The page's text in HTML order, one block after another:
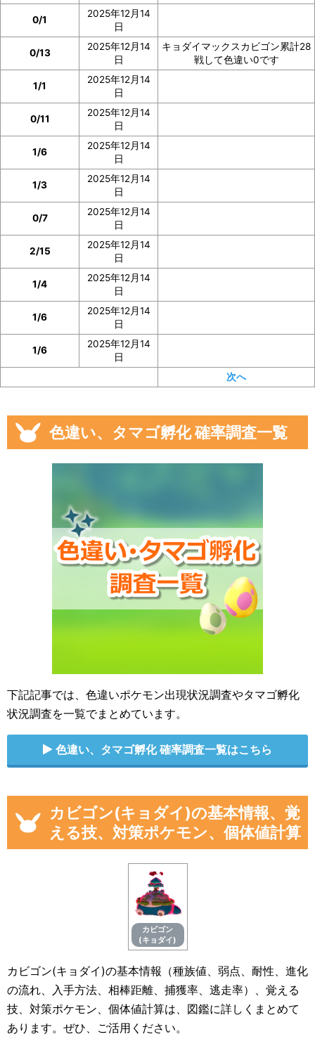
0/1
2025年12月14
日
0/13
2025年12月14
日
キョダイマックスカビゴン累計28
戦して色違い0です
1/1
2025年12月14
日
0/11
2025年12月14
日
1/6
2025年12月14
日
1/3
2025年12月14
日
0/7
2025年12月14
日
2/15
2025年12月14
日
1/4
2025年12月14
日
1/6
2025年12月14
日
1/6
2025年12月14
日
次へ
色違い、タマゴ孵化 確率調査一覧
下記記事では、色違いポケモン出現状況調査やタマゴ孵化
状況調査を一覧でまとめています。
色違い、タマゴ孵化 確率調査一覧はこちら
カビゴン(キョダイ)の基本情報、覚
える技、対策ポケモン、個体値計算
カビゴン
(キョダイ)
カビゴン(キョダイ)の基本情報（種族値、弱点、耐性、進化
の流れ、入手方法、相棒距離、捕獲率、逃走率）、覚える
技、対策ポケモン、個体値計算は、図鑑に詳しくまとめて
あります。ぜひ、ご活用ください。